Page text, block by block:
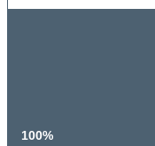
100%